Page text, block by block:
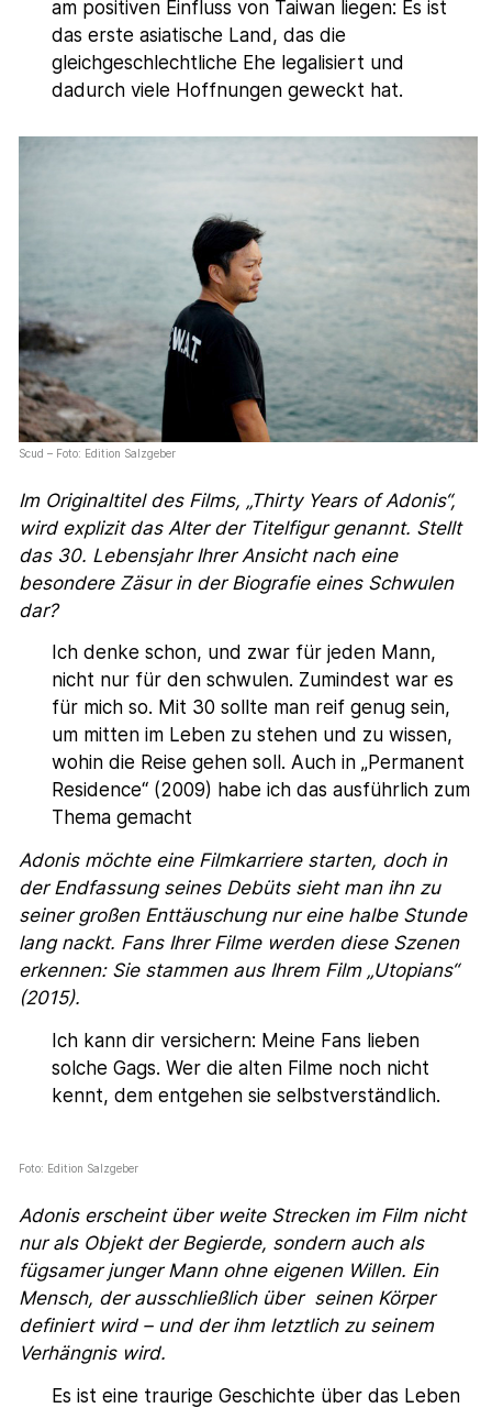
am positiven Einfluss von Taiwan liegen: Es ist
das erste asiatische Land, das die
gleichgeschlechtliche Ehe legalisiert und
dadurch viele Hoffnungen geweckt hat.
Scud – Foto: Edition Salzgeber
Im Originaltitel des Films, „Thirty Years of Adonis“,
wird explizit das Alter der Titelfigur genannt. Stellt
das 30. Lebensjahr Ihrer Ansicht nach eine
besondere Zäsur in der Biografie eines Schwulen
dar?
Ich denke schon, und zwar für jeden Mann,
nicht nur für den schwulen. Zumindest war es
für mich so. Mit 30 sollte man reif genug sein,
um mitten im Leben zu stehen und zu wissen,
wohin die Reise gehen soll. Auch in „Permanent
Residence“ (2009) habe ich das ausführlich zum
Thema gemacht
Adonis möchte eine Filmkarriere starten, doch in
der Endfassung seines Debüts sieht man ihn zu
seiner großen Enttäuschung nur eine halbe Stunde
lang nackt. Fans Ihrer Filme werden diese Szenen
erkennen: Sie stammen aus Ihrem Film „Utopians“
(2015).
Ich kann dir versichern: Meine Fans lieben
solche Gags. Wer die alten Filme noch nicht
kennt, dem entgehen sie selbstverständlich.
Foto: Edition Salzgeber
Adonis erscheint über weite Strecken im Film nicht
nur als Objekt der Begierde, sondern auch als
fügsamer junger Mann ohne eigenen Willen. Ein
Mensch, der ausschließlich über seinen Körper
definiert wird – und der ihm letztlich zu seinem
Verhängnis wird.
Es ist eine traurige Geschichte über das Leben